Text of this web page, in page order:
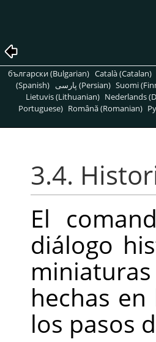
български (Bulgarian) Català (Catalan)
(Spanish)
پارسی (Persian) Suomi
Lietuvis (Lithuanian) Nederlands
Portuguese) Română (Romanian)
3.4.
El
diálogo
hechas
los pasos